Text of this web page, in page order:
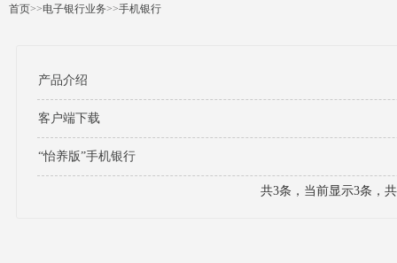
首页>>电子银行业务>>手机银行
产品介绍
客户端下载
“怡养版”手机银行
共3条，当前显示3条，